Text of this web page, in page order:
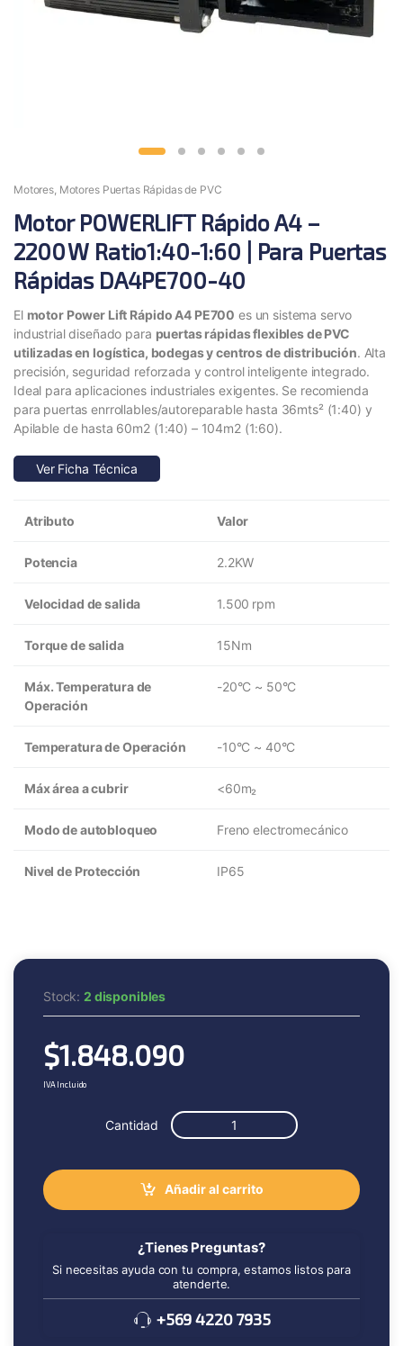
Motores, Motores Puertas Rápidas de PVC
Motor POWERLIFT Rápido A4 –
2200 W Ratio1:40-1:60 | Para Puertas
Rápidas DA4PE700-40
El motor Power Lift Rápido A4 PE700 es un sistema servo
industrial diseñado para puertas rápidas flexibles de PVC
utilizadas en logística, bodegas y centros de distribución. Alta
precisión, seguridad reforzada y control inteligente integrado.
Ideal para aplicaciones industriales exigentes. Se recomienda
para puertas enrrollables/autoreparable hasta 36mts² (1:40) y
Apilable de hasta 60m2 (1:40) – 104m2 (1:60).
Ver Ficha Técnica
Atributo Valor
Potencia 2.2KW
Velocidad de salida 1.500 rpm
Torque de salida 15Nm
Máx. Temperatura de
Operación
-20°C ~ 50°C
Temperatura de Operación -10°C ~ 40°C
Máx área a cubrir <60m₂
Modo de autobloqueo Freno electromecánico
Nivel de Protección IP65
Stock:2 disponibles
$1.848.090
IVA Incluido
Cantidad
Añadir al carrito
¿Tienes Preguntas?
Si necesitas ayuda con tu compra, estamos listos para
atenderte.
+569 4220 7935